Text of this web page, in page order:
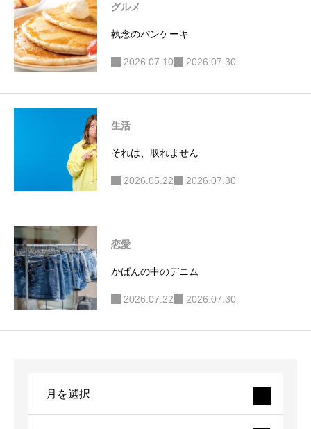
グルメ
執念のパンケーキ
2026.07.10 2026.07.30
生活
それは、取れません
2026.05.22 2026.07.30
恋愛
かばんの中のデニム
2026.07.22 2026.07.30